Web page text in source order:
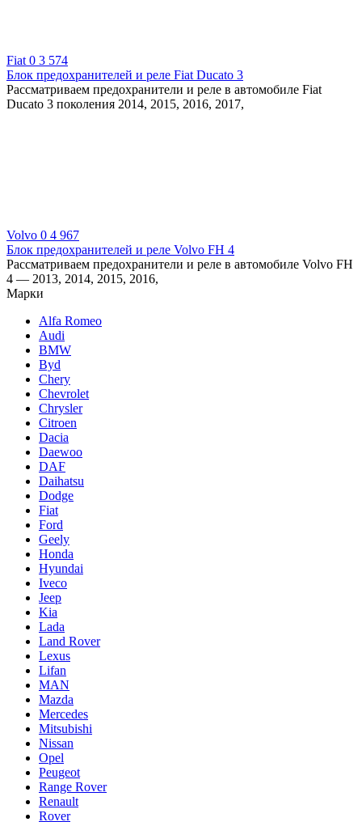
Fiat 0 3 574
Блок предохранителей и реле Fiat Ducato 3
Рассматриваем предохранители и реле в автомобиле Fiat
Ducato 3 поколения 2014, 2015, 2016, 2017,
Volvo 0 4 967
Блок предохранителей и реле Volvo FH 4
Рассматриваем предохранители и реле в автомобиле Volvo FH
4 — 2013, 2014, 2015, 2016,
Марки
Alfa Romeo
Audi
BMW
Byd
Chery
Chevrolet
Chrysler
Citroen
Dacia
Daewoo
DAF
Daihatsu
Dodge
Fiat
Ford
Geely
Honda
Hyundai
Iveco
Jeep
Kia
Lada
Land Rover
Lexus
Lifan
MAN
Mazda
Mercedes
Mitsubishi
Nissan
Opel
Peugeot
Range Rover
Renault
Rover